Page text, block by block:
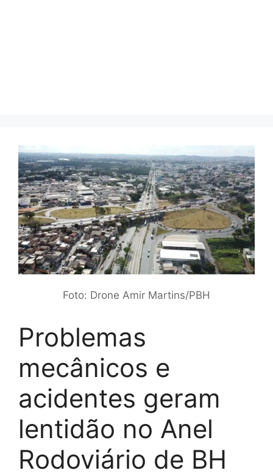
Foto: Drone Amir Martins/PBH
Problemas
mecânicos e
acidentes geram
lentidão no Anel
Rodoviário de BH